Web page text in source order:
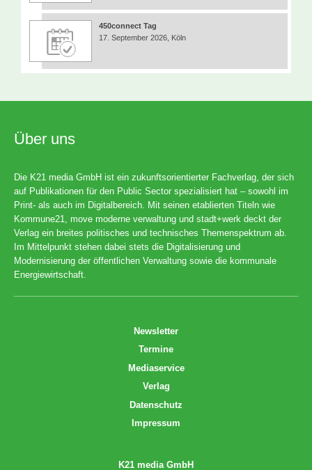
450connect Tag
17. September 2026, Köln
Über uns
Die K21 media GmbH ist ein zukunftsorientierter Fachverlag, der sich
auf Publikationen für den Public Sector spezialisiert hat – sowohl im
Print- als auch im Digitalbereich. Mit seinen etablierten Titeln wie
Kommune21, move moderne verwaltung und stadt+werk deckt der
Verlag ein breites politisches und technisches Themenspektrum ab.
Im Mittelpunkt stehen dabei stets die Digitalisierung und
Modernisierung der öffentlichen Verwaltung sowie die kommunale
Energiewirtschaft.
Newsletter
Termine
Mediaservice
Verlag
Datenschutz
Impressum
K21 media GmbH